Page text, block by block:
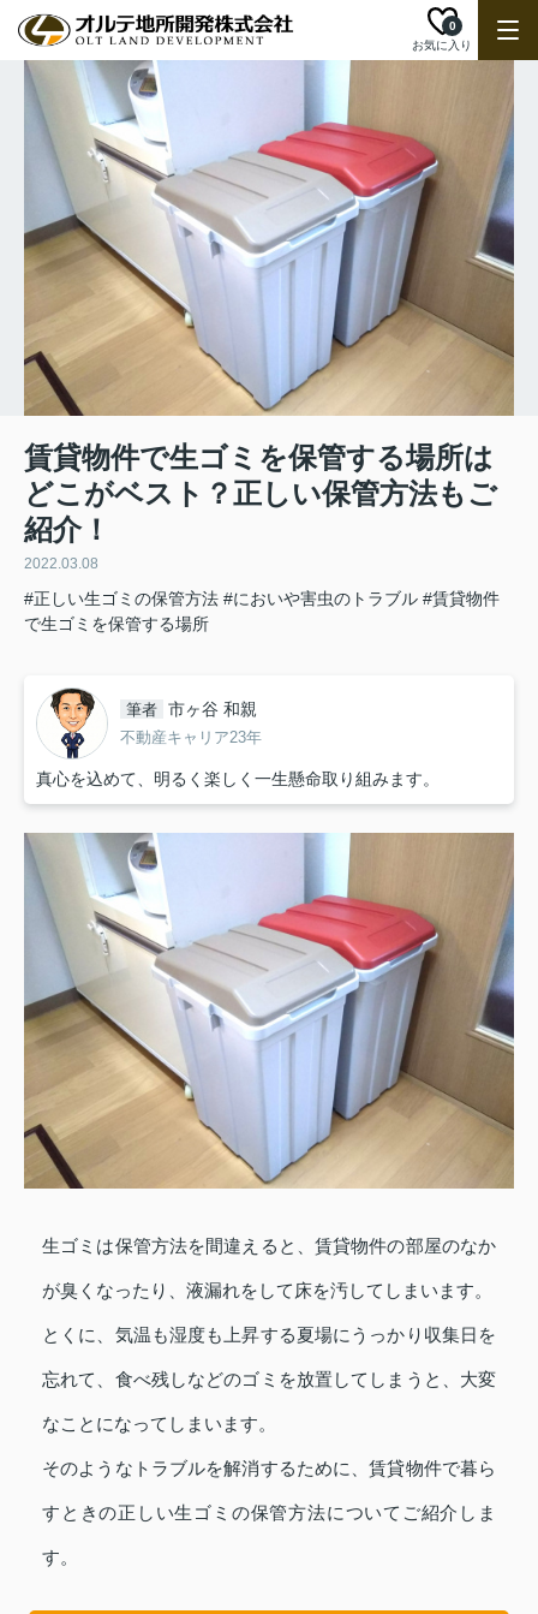
お気に入り
0
賃貸物件で生ゴミを保管する場所は
どこがベスト？正しい保管方法もご
紹介！
2022.03.08
#正しい生ゴミの保管方法 #においや害虫のトラブル #賃貸物件
で生ゴミを保管する場所
筆者 市ヶ谷 和親
不動産キャリア23年
真心を込めて、明るく楽しく一生懸命取り組みます。
生ゴミは保管方法を間違えると、賃貸物件の部屋のなか
が臭くなったり、液漏れをして床を汚してしまいます。
とくに、気温も湿度も上昇する夏場にうっかり収集日を
忘れて、食べ残しなどのゴミを放置してしまうと、大変
なことになってしまいます。
そのようなトラブルを解消するために、賃貸物件で暮ら
すときの正しい生ゴミの保管方法についてご紹介しま
す。